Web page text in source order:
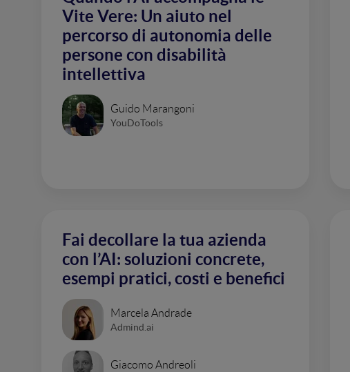
Vite Vere: Un aiuto nel
percorso di autonomia delle
persone con disabilità
intellettiva
Guido Marangoni
YouDoTools
Fai decollare la tua azienda
con l’AI: soluzioni concrete,
esempi pratici, costi e benefici
Marcela Andrade
Admind.ai
Giacomo Andreoli